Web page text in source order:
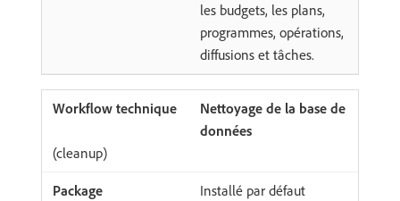
les budgets, les plans,
programmes, opérations,
diffusions et tâches.
Nettoyage de la base de
données
(cleanup)
Installé par défaut